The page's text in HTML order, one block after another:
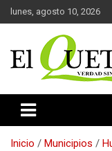
Saltar
al
lunes, agosto 10, 2026
El Quetzal
Inicio Municipios